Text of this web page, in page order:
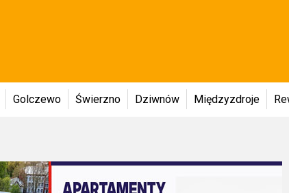
Golczewo Świerzno Dziwnów Międzyzdroje